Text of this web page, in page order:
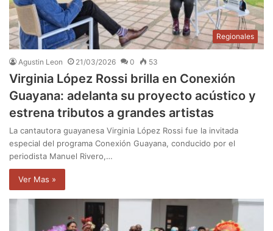
Regionales
Agustin Leon 21/03/2026 0 53
Virginia López Rossi brilla en Conexión
Guayana: adelanta su proyecto acústico y
estrena tributos a grandes artistas
La cantautora guayanesa Virginia López Rossi fue la invitada
especial del programa Conexión Guayana, conducido por el
periodista Manuel Rivero,…
Ver Mas »